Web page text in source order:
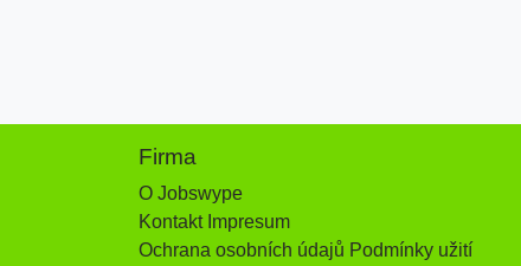
Firma
O Jobswype
Kontakt Impresum
Ochrana osobních údajů Podmínky užití